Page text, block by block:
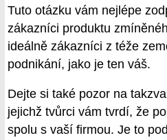
Tuto otázku vám nejlépe
zákazníci produktu
ideálně zákazníci z téže
podnikání, jako je ten váš.
Dejte si také pozor na
jejichž tvůrci vám tvrdí, že
spolu s vaší firmou. Je to